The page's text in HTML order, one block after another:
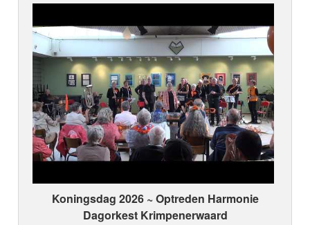
Koningsdag 2026 ~ Optreden Harmonie
Dagorkest Krimpenerwaard